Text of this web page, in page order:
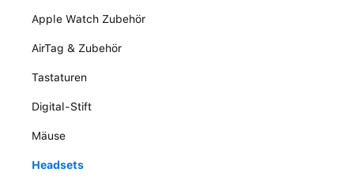
Apple Watch Zubehör
AirTag & Zubehör
Tastaturen
Digital-Stift
Mäuse
Headsets